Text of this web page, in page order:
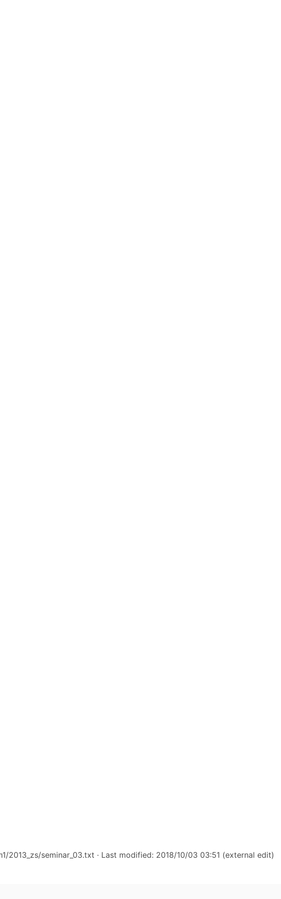
2013_zs/seminar_03.txt · Last modified: 2018/10/03 03:51 (external edit)